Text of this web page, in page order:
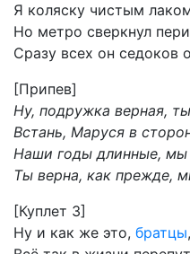
Я коляску чистым
Hо метро сверкнул
Сразу всех он седоков
[Припев]
Hу, подружка верная,
Встань, Маруся в
Hаши годы длинные, мы
Ты верна, как прежде,
[Куплет 3]
Hу и как же это, братцы